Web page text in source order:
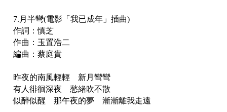
7.月半彎(電影「我已成年」插曲)
作詞：慎芝
作曲：玉置浩二
編曲：蔡庭貴
昨夜的南風輕輕 新月彎彎
有人徘徊深夜 愁緒吹不散
似醉似醒 那午夜的夢 漸漸離我走遠